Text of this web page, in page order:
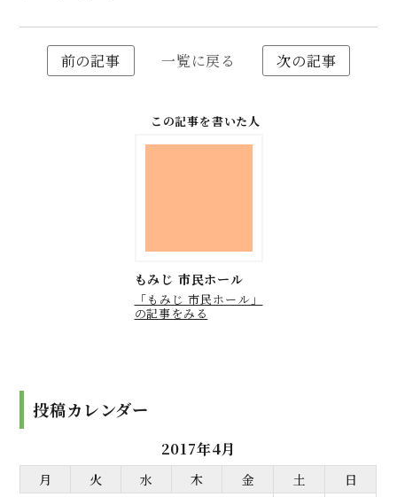
前の記事 一覧に戻る 次の記事
この記事を書いた人
もみじ 市民ホール
「もみじ 市民ホール」
の記事をみる
投稿カレンダー
2017年4月
月 火 水 木 金 土
日